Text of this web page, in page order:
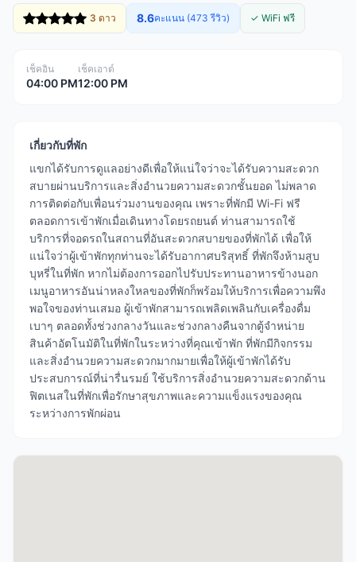
3 ดาว 8.6คะแนน (473 รีวิว) ✓ WiFi ฟรี
เช็คอิน
04:00 PM
เช็คเอาต์
12:00 PM
เกี่ยวกับที่พัก
แขกได้รับการดูแลอย่างดีเพื่อให้แน่ใจว่าจะได้รับความสะดวก
สบายผ่านบริการและสิ่งอำนวยความสะดวกชั้นยอด ไม่พลาด
การติดต่อกับเพื่อนร่วมงานของคุณ เพราะที่พักมี Wi-Fi ฟรี
ตลอดการเข้าพักเมื่อเดินทางโดยรถยนต์ ท่านสามารถใช้
บริการที่จอดรถในสถานที่อันสะดวกสบายของที่พักได้ เพื่อให้
แน่ใจว่าผู้เข้าพักทุกท่านจะได้รับอากาศบริสุทธิ์ ที่พักจึงห้ามสูบ
บุหรี่ในที่พัก หากไม่ต้องการออกไปรับประทานอาหารข้างนอก
เมนูอาหารอันน่าหลงใหลของที่พักก็พร้อมให้บริการเพื่อความพึง
พอใจของท่านเสมอ ผู้เข้าพักสามารถเพลิดเพลินกับเครื่องดื่ม
เบาๆ ตลอดทั้งช่วงกลางวันและช่วงกลางคืนจากตู้จำหน่าย
สินค้าอัตโนมัติในที่พักในระหว่างที่คุณเข้าพัก ที่พักมีกิจกรรม
และสิ่งอำนวยความสะดวกมากมายเพื่อให้ผู้เข้าพักได้รับ
ประสบการณ์ที่น่ารื่นรมย์ ใช้บริการสิ่งอำนวยความสะดวกด้าน
ฟิตเนสในที่พักเพื่อรักษาสุขภาพและความแข็งแรงของคุณ
ระหว่างการพักผ่อน